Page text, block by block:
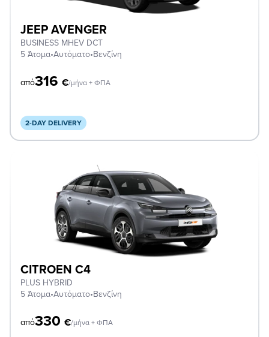
JEEP AVENGER
BUSINESS MHEV DCT
5 Άτομα•Αυτόματο•Βενζίνη
από316 €/μήνα + ΦΠΑ
2-DAY DELIVERY
CITROEN C4
PLUS HYBRID
5 Άτομα•Αυτόματο•Βενζίνη
από330 €/μήνα + ΦΠΑ